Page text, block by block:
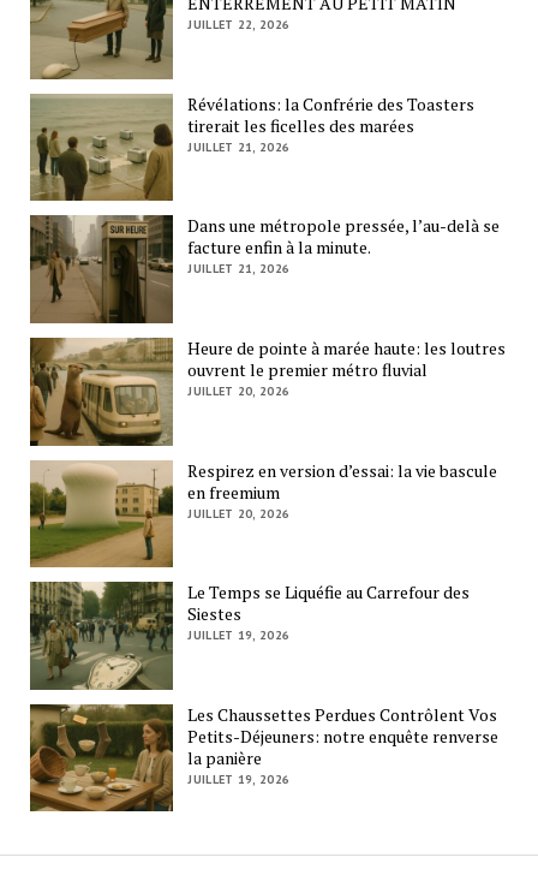
JUILLET 22, 2026
Révélations: la Confrérie des Toasters
tirerait les ficelles des marées
JUILLET 21, 2026
Dans une métropole pressée, l’au-delà se
facture enfin à la minute.
JUILLET 21, 2026
Heure de pointe à marée haute: les loutres
ouvrent le premier métro fluvial
JUILLET 20, 2026
Respirez en version d’essai: la vie bascule
en freemium
JUILLET 20, 2026
Le Temps se Liquéfie au Carrefour des
Siestes
JUILLET 19, 2026
Les Chaussettes Perdues Contrôlent Vos
Petits-Déjeuners: notre enquête renverse
la panière
JUILLET 19, 2026